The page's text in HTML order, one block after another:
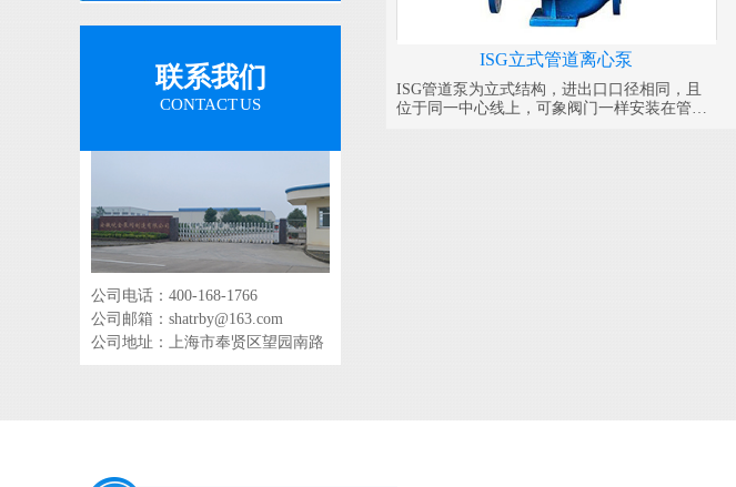
联系我们
CONTACT US
公司电话：400-168-1766
公司邮箱：shatrby@163.com
公司地址：上海市奉贤区望园南路
ISG立式管道离心泵
ISG管道泵为立式结构，进出口口径相同，且
位于同一中心线上，可象阀门一样安装在管路